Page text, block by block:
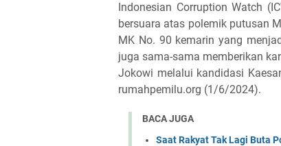
Indonesian Corruption Watch
bersuara atas polemik putusan
MK No. 90 kemarin yang
juga sama-sama memberikan
Jokowi melalui kandidasi
rumahpemilu.org (1/6/2024).
BACA JUGA
Saat Rakyat Tak Lagi Buta